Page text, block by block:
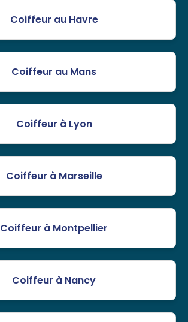
Coiffeur au Havre
Coiffeur au Mans
Coiffeur à Lyon
Coiffeur à Marseille
Coiffeur à Montpellier
Coiffeur à Nancy